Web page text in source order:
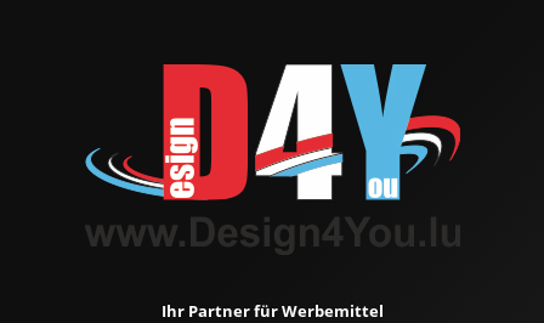
Ihr Partner für Werbemittel